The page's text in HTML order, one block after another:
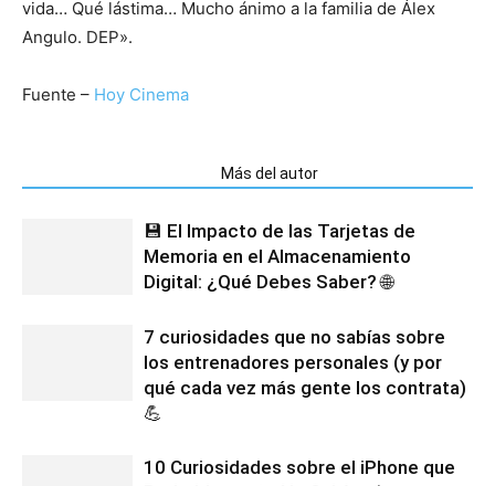
vida… Qué lástima… Mucho ánimo a la familia de Álex
Angulo. DEP».
Fuente – Hoy Cinema
Más del autor
💾 El Impacto de las Tarjetas de
Memoria en el Almacenamiento
Digital: ¿Qué Debes Saber? 🌐
7 curiosidades que no sabías sobre
los entrenadores personales (y por
qué cada vez más gente los contrata)
💪
10 Curiosidades sobre el iPhone que